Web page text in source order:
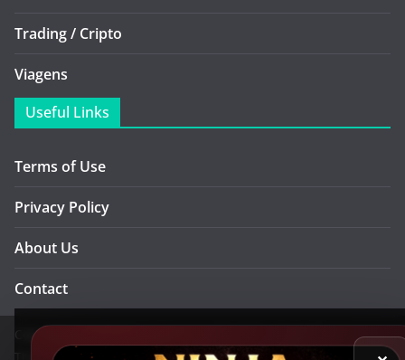
Trading / Cripto
Viagens
Useful Links
Terms of Use
Privacy Policy
About Us
Contact
Copyright © 2026